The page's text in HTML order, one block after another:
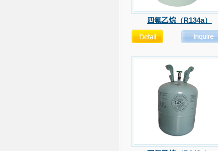
四氟乙烷（R134a）